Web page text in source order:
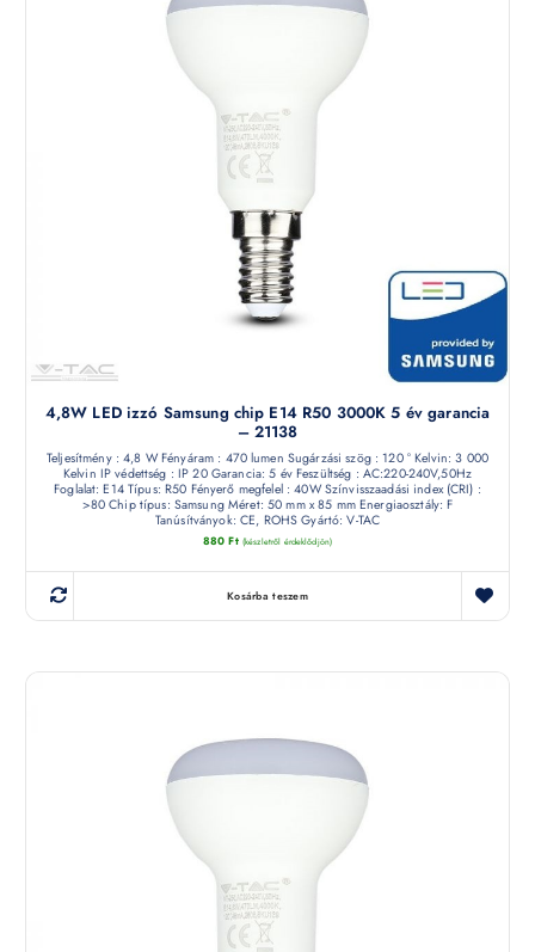
4,8W LED izzó Samsung chip E14 R50 3000K 5 év garancia
– 21138
Teljesítmény : 4,8 W Fényáram : 470 lumen Sugárzási szög : 120 ° Kelvin: 3 000
Kelvin IP védettség : IP 20 Garancia: 5 év Feszültség : AC:220-240V,50Hz
Foglalat: E14 Típus: R50 Fényerő megfelel : 40W Színvisszaadási index (CRI) :
>80 Chip típus: Samsung Méret: 50 mm x 85 mm Energiaosztály: F
Tanúsítványok: CE, ROHS Gyártó: V-TAC
880Ft (készletről érdeklődjön)
Kosárba teszem